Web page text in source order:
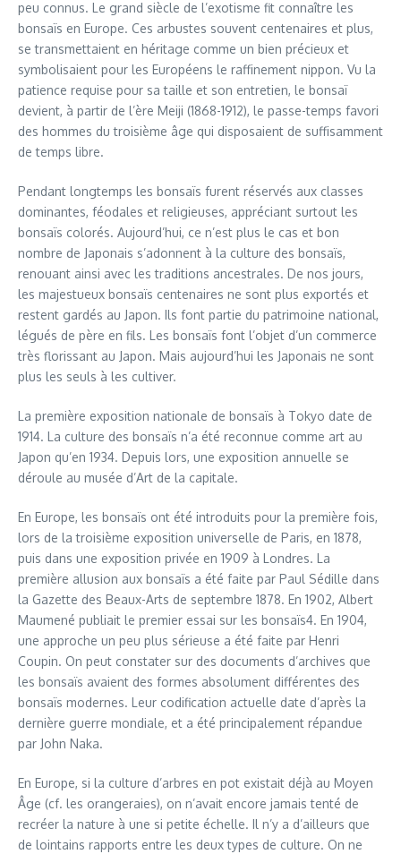
peu connus. Le grand siècle de l’exotisme fit connaître les
bonsaïs en Europe. Ces arbustes souvent centenaires et plus,
se transmettaient en héritage comme un bien précieux et
symbolisaient pour les Européens le raffinement nippon. Vu la
patience requise pour sa taille et son entretien, le bonsaï
devient, à partir de l’ère Meiji (1868-1912), le passe-temps favori
des hommes du troisième âge qui disposaient de suffisamment
de temps libre.
Pendant longtemps les bonsaïs furent réservés aux classes
dominantes, féodales et religieuses, appréciant surtout les
bonsaïs colorés. Aujourd’hui, ce n’est plus le cas et bon
nombre de Japonais s’adonnent à la culture des bonsaïs,
renouant ainsi avec les traditions ancestrales. De nos jours,
les majestueux bonsaïs centenaires ne sont plus exportés et
restent gardés au Japon. Ils font partie du patrimoine national,
légués de père en fils. Les bonsaïs font l’objet d’un commerce
très florissant au Japon. Mais aujourd’hui les Japonais ne sont
plus les seuls à les cultiver.
La première exposition nationale de bonsaïs à Tokyo date de
1914. La culture des bonsaïs n’a été reconnue comme art au
Japon qu’en 1934. Depuis lors, une exposition annuelle se
déroule au musée d’Art de la capitale.
En Europe, les bonsaïs ont été introduits pour la première fois,
lors de la troisième exposition universelle de Paris, en 1878,
puis dans une exposition privée en 1909 à Londres. La
première allusion aux bonsaïs a été faite par Paul Sédille dans
la Gazette des Beaux-Arts de septembre 1878. En 1902, Albert
Maumené publiait le premier essai sur les bonsaïs4. En 1904,
une approche un peu plus sérieuse a été faite par Henri
Coupin. On peut constater sur des documents d’archives que
les bonsaïs avaient des formes absolument différentes des
bonsaïs modernes. Leur codification actuelle date d’après la
dernière guerre mondiale, et a été principalement répandue
par John Naka.
En Europe, si la culture d’arbres en pot existait déjà au Moyen
Âge (cf. les orangeraies), on n’avait encore jamais tenté de
recréer la nature à une si petite échelle. Il n’y a d’ailleurs que
de lointains rapports entre les deux types de culture. On ne